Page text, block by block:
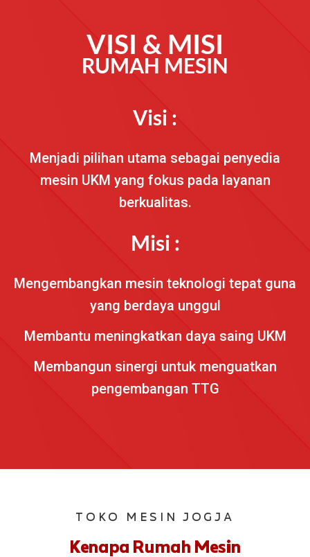
VISI & MISI
RUMAH MESIN
Visi :
Menjadi pilihan utama sebagai penyedia
mesin UKM yang fokus pada layanan
berkualitas.
Misi :
Mengembangkan mesin teknologi tepat guna
yang berdaya unggul
Membantu meningkatkan daya saing UKM
Membangun sinergi untuk menguatkan
pengembangan TTG
TOKO MESIN JOGJA
Kenapa Rumah Mesin